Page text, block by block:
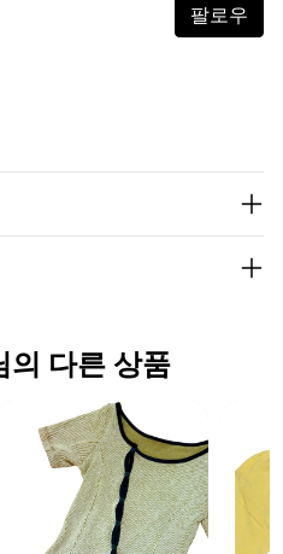
팔로우
다른 상품